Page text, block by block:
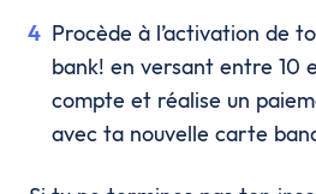
Procède à l’activation de
bank! en versant entre 10
compte et réalise un
avec ta nouvelle carte